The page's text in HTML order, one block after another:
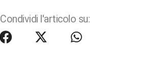
Condividi l'articolo su: